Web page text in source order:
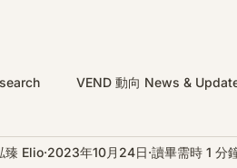
VEND 動向 News &
臻 Elio 2023年10月24日 讀畢需時 1 分